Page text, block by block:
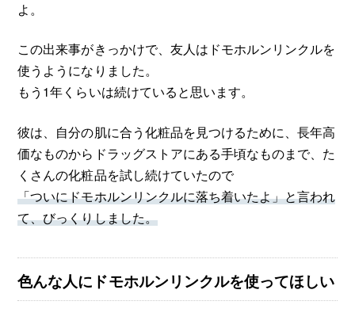
よ。
この出来事がきっかけで、友人はドモホルンリンクルを
使うようになりました。
もう1年くらいは続けていると思います。
彼は、自分の肌に合う化粧品を見つけるために、長年高
価なものからドラッグストアにある手頃なものまで、た
くさんの化粧品を試し続けていたので
「ついにドモホルンリンクルに落ち着いたよ」と言われ
て、びっくりしました。
色んな人にドモホルンリンクルを使ってほしい